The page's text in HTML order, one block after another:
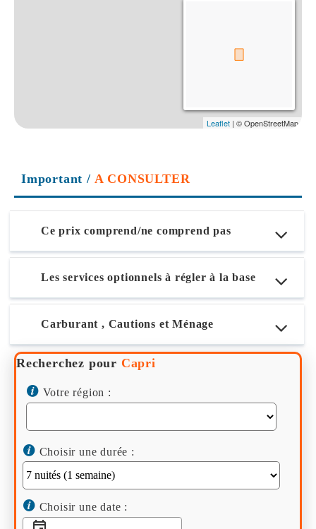
Important / A CONSULTER
Ce prix comprend/ne comprend pas
Les services optionnels à régler à la base
Carburant , Cautions et Ménage
Recherchez pour Capri
Votre région :
Choisir une durée :
Choisir une date :